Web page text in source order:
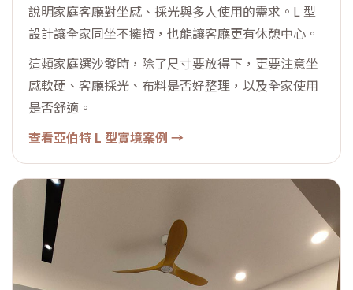
說明家庭客廳對坐感、採光與多人使用的需求。L 型
設計讓全家同坐不擁擠，也能讓客廳更有休憩中心。
這類家庭選沙發時，除了尺寸要放得下，更要注意坐
感軟硬、客廳採光、布料是否好整理，以及全家使用
是否舒適。
查看亞伯特 L 型實境案例 →